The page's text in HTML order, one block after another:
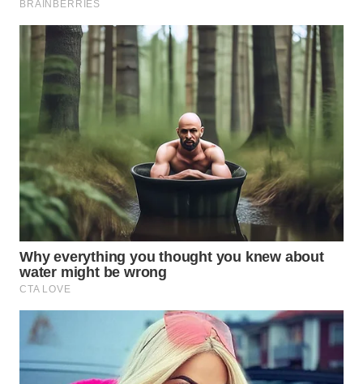
Wahana
Media
Group
WAHANA
NEWS
WAHANA
TANI
WAHANA
ADVOKAT
WAHANA
INFRASTRUKTUR
WAHANA
KONSUMEN
WAHANA